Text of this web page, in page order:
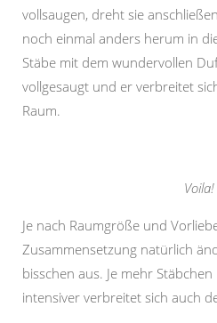
vollsaugen, dreht sie
noch einmal anders herum in
Stäbe mit dem wundervollen
vollgesaugt und er verbreitet
Raum.
Voila!
Je nach Raumgröße und
Zusammensetzung natürlich
bisschen aus. Je mehr
intensiver verbreitet sich auch